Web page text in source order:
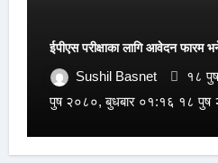
ईपीएस परीक्षाका लागि आवेदन फारम
Sushil Basnet
१८
पुष २०८०, बुधबार ०१:१६ १८ पुष